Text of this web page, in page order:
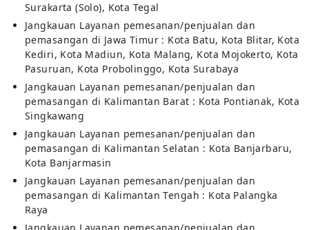
Surakarta (Solo), Kota Tegal
Jangkauan Layanan pemesanan/penjualan dan
pemasangan di Jawa Timur : Kota Batu, Kota Blitar, Kota
Kediri, Kota Madiun, Kota Malang, Kota Mojokerto, Kota
Pasuruan, Kota Probolinggo, Kota Surabaya
Jangkauan Layanan pemesanan/penjualan dan
pemasangan di Kalimantan Barat : Kota Pontianak, Kota
Singkawang
Jangkauan Layanan pemesanan/penjualan dan
pemasangan di Kalimantan Selatan : Kota Banjarbaru,
Kota Banjarmasin
Jangkauan Layanan pemesanan/penjualan dan
pemasangan di Kalimantan Tengah : Kota Palangka
Raya